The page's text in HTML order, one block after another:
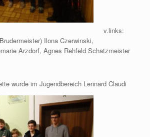
v.links:
Ilona Czerwinski,
Arzdorf, Agnes Rehfeld Schatzmeister
wurde im Jugendbereich Lennard Claudi